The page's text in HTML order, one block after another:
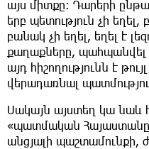
այս միտքը։ Դարերի
երբ պետություն չի եղել,
բանակ չի եղել, եղել է
քաղաքները, պահպանվել
այդ հիշողությունն է
վերադառնալ
Սակայն այստեղ կա նաև
«պատմական
անցյալի պաշտամունքի,